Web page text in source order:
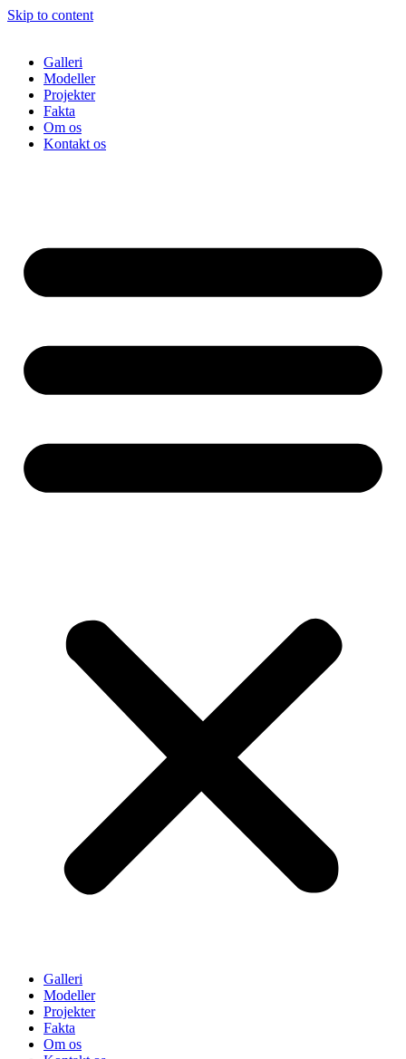
Skip to content
Galleri
Modeller
Projekter
Fakta
Om os
Kontakt os
Galleri
Modeller
Projekter
Fakta
Om os